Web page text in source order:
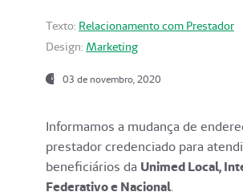
Texto: Relacionamento com Prestador
Design: Marketing
03 de novembro, 2020
Informamos a mudança de
prestador credenciado para
beneficiários da Unimed Local,
Federativo e Nacional.